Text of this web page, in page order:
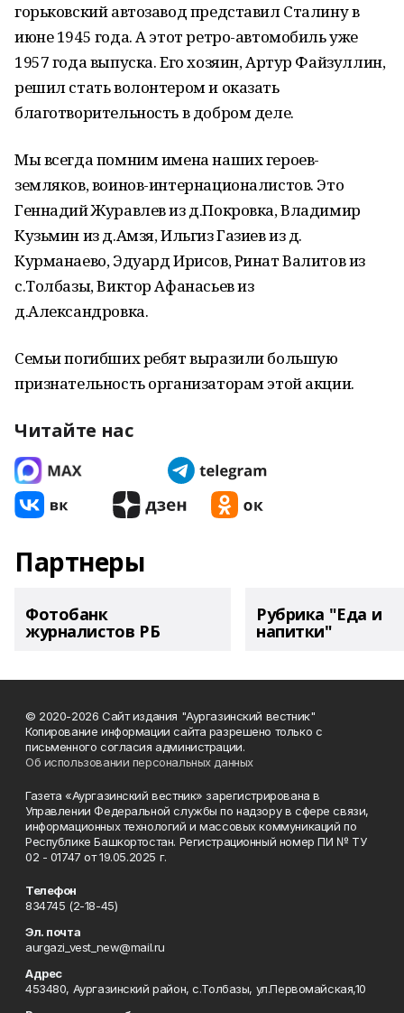
горьковский автозавод представил Сталину в
июне 1945 года. А этот ретро-автомобиль уже
1957 года выпуска. Его хозяин, Артур Файзуллин,
решил стать волонтером и оказать
благотворительность в добром деле.
Мы всегда помним имена наших героев-
земляков, воинов-интернационалистов. Это
Геннадий Журавлев из д.Покровка, Владимир
Кузьмин из д.Амзя, Ильгиз Газиев из д.
Курманаево, Эдуард Ирисов, Ринат Валитов из
с.Толбазы, Виктор Афанасьев из
д.Александровка.
Семьи погибших ребят выразили большую
признательность организаторам этой акции.
Читайте нас
Партнеры
Фотобанк
журналистов РБ
Рубрика "Еда и
напитки"
© 2020-2026 Сайт издания "Аургазинский вестник"
Копирование информации сайта разрешено только с
письменного согласия администрации.
Об использовании персональных данных
Газета «Аургазинский вестник» зарегистрирована в
Управлении Федеральной службы по надзору в сфере связи,
информационных технологий и массовых коммуникаций по
Республике Башкортостан. Регистрационный номер ПИ № ТУ
02 - 01747 от 19.05.2025 г.
Телефон
834745 (2-18-45)
Эл. почта
aurgazi_vest_new@mail.ru
Адрес
453480, Аургазинский район, с.Толбазы, ул.Первомайская,10